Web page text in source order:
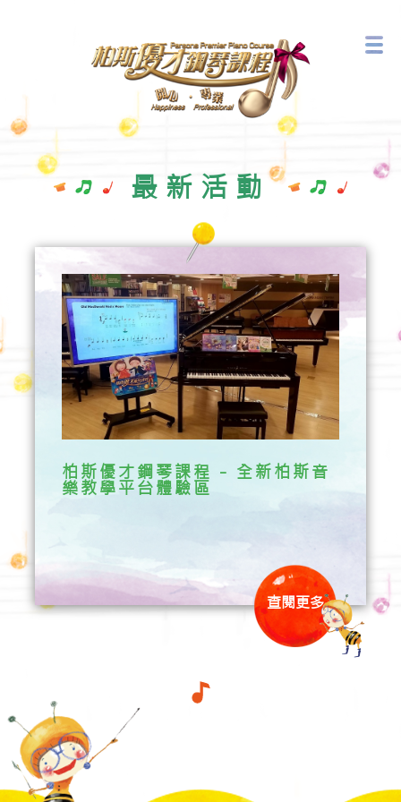
最新活動
音樂藝術中心
最新活動
柏斯優才鋼琴課程 - 全新柏斯音
樂教學平台體驗區
查閱更多